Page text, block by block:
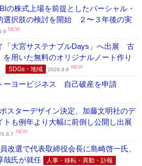
株式上場を前提としたパーシャル・
選択肢の検討を開始 ２〜３年後の実
NEW
大宮サステナブルDays」へ出展 古
用いた無料のオリジナルノート作り
SDGs・地域 2026.8.8 NEW
ーヨービジネス 自己破産を申請
スターデザイン決定、加藤文明社のデ
も例年より大幅に前倒し公開し出展
NEW
選で代表取締役会長に島崎啓一氏、
哉氏が就任
人事・移転・異動・訃報